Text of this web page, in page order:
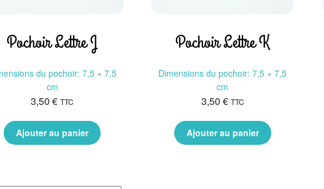
Pochoir Lettre J
du pochoir: 7,5 × 7,5
cm
3,50€ TTC
Ajouter au panier
Pochoir Lettre K
Dimensions du pochoir: 7,5 × 7,5
cm
3,50 € TTC
Ajouter au panier